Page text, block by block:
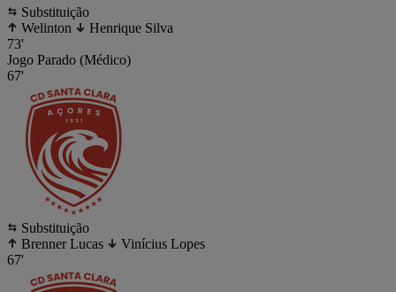
Substituição
Welinton
Henrique Silva
73'
Jogo Parado (Médico)
67'
Substituição
Brenner Lucas
Vinícius Lopes
67'